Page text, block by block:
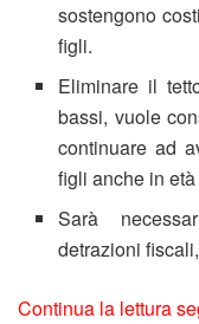
sostengono
figli.
Eliminare il
bassi, vuole
continuare ad
figli anche in
Sarà
detrazioni
Continua la lettura